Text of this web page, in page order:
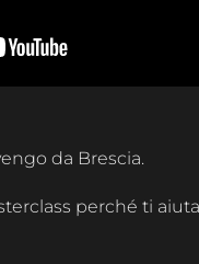
da Brescia.
perché ti